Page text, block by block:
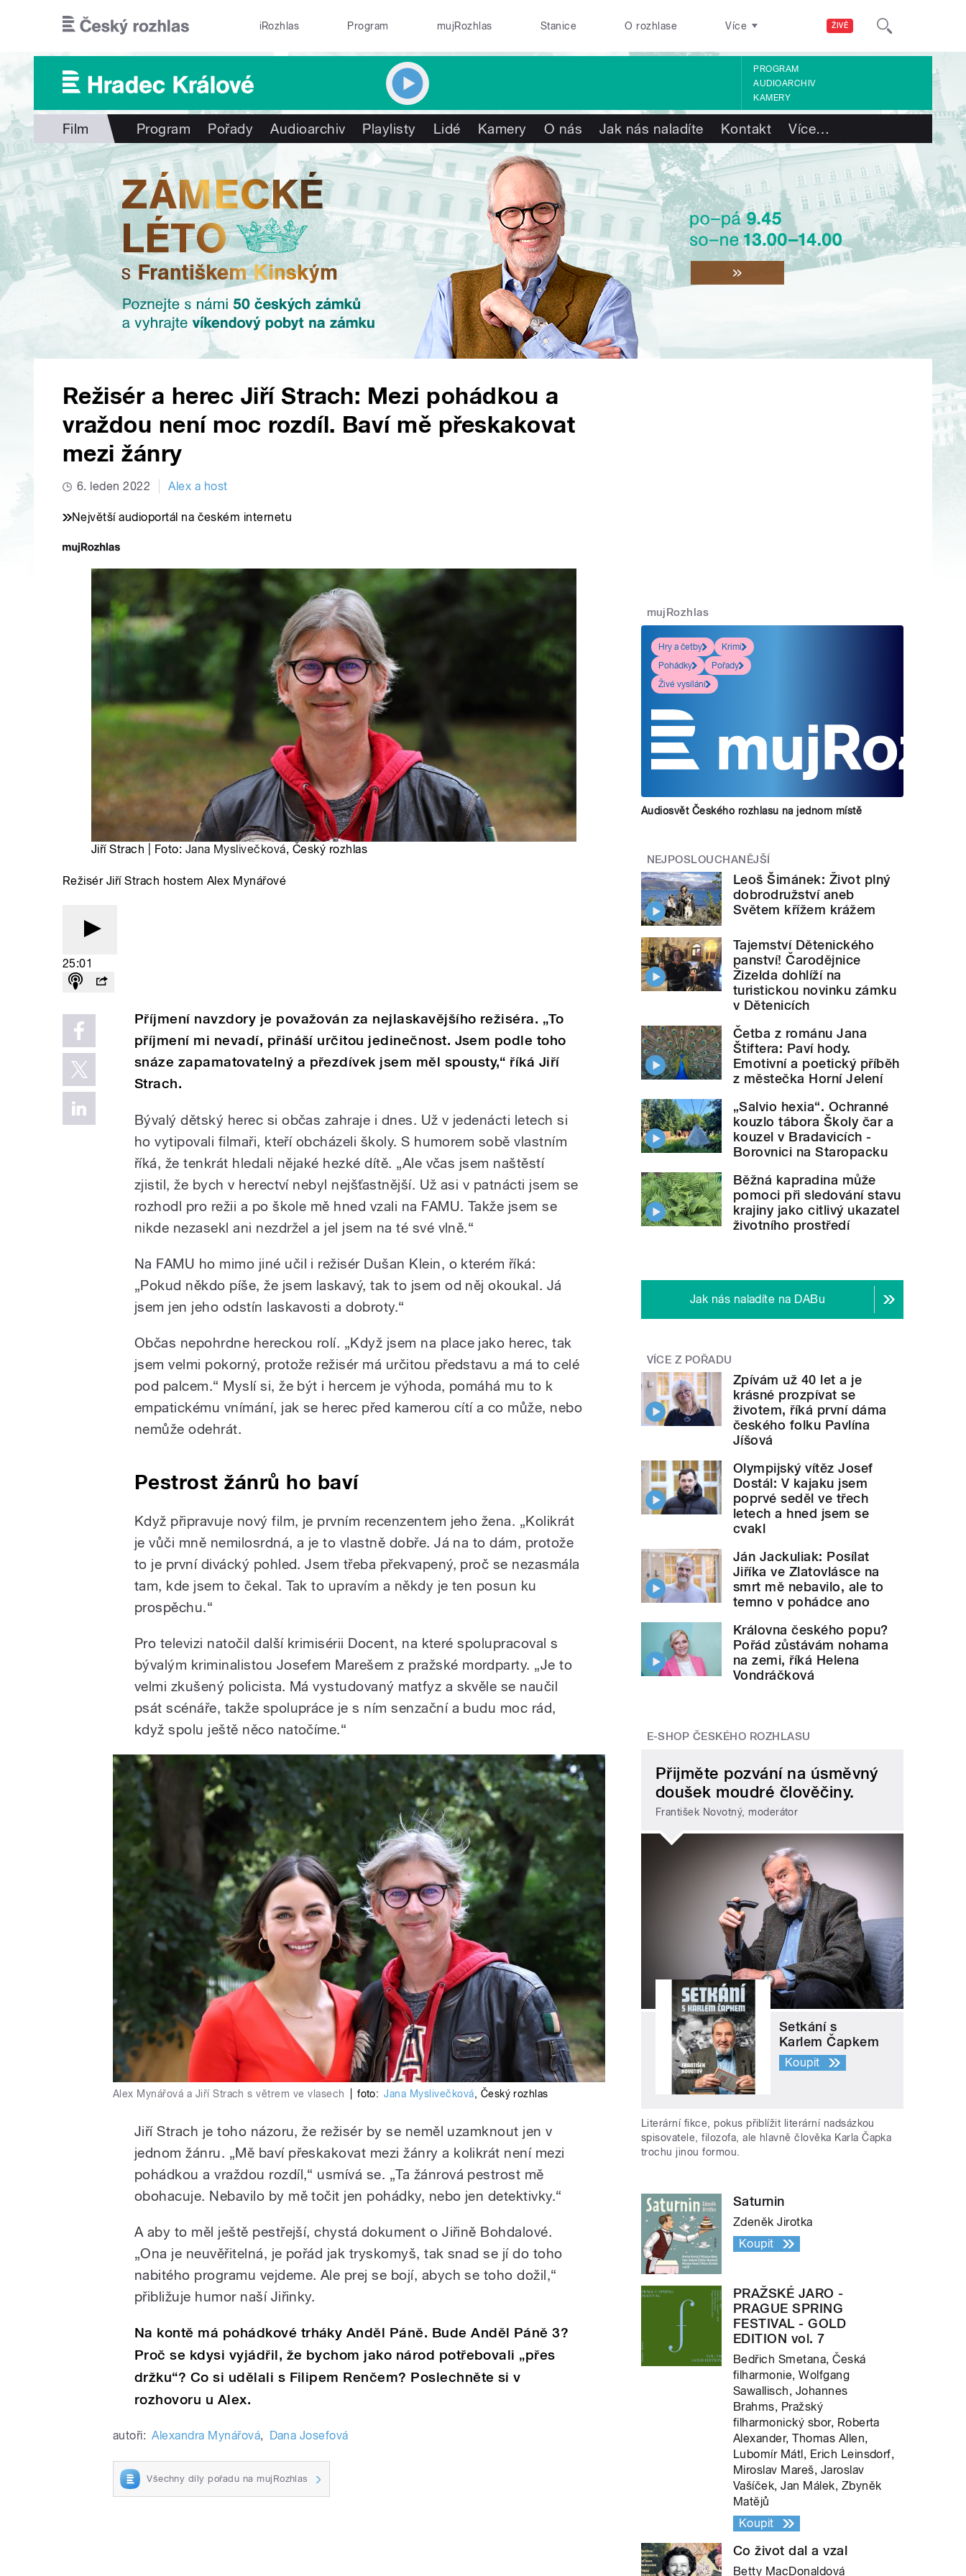
ŽIVĚ
iRozhlas Program mujRozhlas Stanice O rozhlase Více
PROGRAM
AUDIOARCHIV
KAMERY
Film Program Pořady Audioarchiv Playlisty Lidé Kamery O nás Jak nás naladíte Kontakt Více…
Režisér a herec Jiří Strach: Mezi pohádkou a
vraždou není moc rozdíl. Baví mě přeskakovat
mezi žánry
6. leden 2022 Alex a host
Největší audioportál na českém internetu
Jiří Strach | Foto: Jana Myslivečková, Český rozhlas
Režisér Jiří Strach hostem Alex Mynářové
25:01
Příjmení navzdory je považován za nejlaskavějšího režiséra. „To
příjmení mi nevadí, přináší určitou jedinečnost. Jsem podle toho
snáze zapamatovatelný a přezdívek jsem měl spousty,“ říká Jiří
Strach.
Bývalý dětský herec si občas zahraje i dnes. Už v jedenácti letech si
ho vytipovali filmaři, kteří obcházeli školy. S humorem sobě vlastním
říká, že tenkrát hledali nějaké hezké dítě. „Ale včas jsem naštěstí
zjistil, že bych v herectví nebyl nejšťastnější. Už asi v patnácti jsem se
rozhodl pro režii a po škole mě hned vzali na FAMU. Takže jsem se
nikde nezasekl ani nezdržel a jel jsem na té své vlně.“
Na FAMU ho mimo jiné učil i režisér Dušan Klein, o kterém říká:
„Pokud někdo píše, že jsem laskavý, tak to jsem od něj okoukal. Já
jsem jen jeho odstín laskavosti a dobroty.“
Občas nepohrdne hereckou rolí. „Když jsem na place jako herec, tak
jsem velmi pokorný, protože režisér má určitou představu a má to celé
pod palcem.“ Myslí si, že být i hercem je výhoda, pomáhá mu to k
empatickému vnímání, jak se herec před kamerou cítí a co může, nebo
nemůže odehrát.
Pestrost žánrů ho baví
Když připravuje nový film, je prvním recenzentem jeho žena. „Kolikrát
je vůči mně nemilosrdná, a je to vlastně dobře. Já na to dám, protože
to je první divácký pohled. Jsem třeba překvapený, proč se nezasmála
tam, kde jsem to čekal. Tak to upravím a někdy je ten posun ku
prospěchu.“
Pro televizi natočil další krimisérii Docent, na které spolupracoval s
bývalým kriminalistou Josefem Marešem z pražské mordparty. „Je to
velmi zkušený policista. Má vystudovaný matfyz a skvěle se naučil
psát scénáře, takže spolupráce je s ním senzační a budu moc rád,
když spolu ještě něco natočíme.“
Alex Mynářová a Jiří Strach s větrem ve vlasech foto: Jana Myslivečková, Český rozhlas
Jiří Strach je toho názoru, že režisér by se neměl uzamknout jen v
jednom žánru. „Mě baví přeskakovat mezi žánry a kolikrát není mezi
pohádkou a vraždou rozdíl,“ usmívá se. „Ta žánrová pestrost mě
obohacuje. Nebavilo by mě točit jen pohádky, nebo jen detektivky.“
A aby to měl ještě pestřejší, chystá dokument o Jiřině Bohdalové.
„Ona je neuvěřitelná, je pořád jak tryskomyš, tak snad se jí do toho
nabitého programu vejdeme. Ale prej se bojí, abych se toho dožil,“
přibližuje humor naší Jiřinky.
Na kontě má pohádkové trháky Anděl Páně. Bude Anděl Páně 3?
Proč se kdysi vyjádřil, že bychom jako národ potřebovali „přes
držku“? Co si udělali s Filipem Renčem? Poslechněte si v
rozhovoru u Alex.
autoři: Alexandra Mynářová, Dana Josefová
Všechny díly pořadu na mujRozhlas
mujRozhlas
Hry a četby
Krimi
Pohádky
Pořady
Živé vysílání
Audiosvět Českého rozhlasu na jednom místě
NEJPOSLOUCHANĚJŠÍ
Leoš Šimánek: Život plný
dobrodružství aneb
Světem křížem krážem
Tajemství Dětenického
panství! Čarodějnice
Žizelda dohlíží na
turistickou novinku zámku
v Dětenicích
Četba z románu Jana
Štiftera: Paví hody.
Emotivní a poetický příběh
z městečka Horní Jelení
„Salvio hexia“. Ochranné
kouzlo tábora Školy čar a
kouzel v Bradavicích -
Borovnici na Staropacku
Běžná kapradina může
pomoci při sledování stavu
krajiny jako citlivý ukazatel
životního prostředí
Jak nás naladíte na DABu
VÍCE Z POŘADU
Zpívám už 40 let a je
krásné prozpívat se
životem, říká první dáma
českého folku Pavlína
Jíšová
Olympijský vítěz Josef
Dostál: V kajaku jsem
poprvé seděl ve třech
letech a hned jsem se
cvakl
Ján Jackuliak: Posílat
Jiříka ve Zlatovlásce na
smrt mě nebavilo, ale to
temno v pohádce ano
Královna českého popu?
Pořád zůstávám nohama
na zemi, říká Helena
Vondráčková
E-SHOP ČESKÉHO ROZHLASU
Přijměte pozvání na úsměvný
doušek moudré člověčiny.
František Novotný, moderátor
Setkání s
Karlem Čapkem
Koupit
Literární fikce, pokus přiblížit literární nadsázkou
spisovatele, filozofa, ale hlavně člověka Karla Čapka
trochu jinou formou.
Saturnin
Zdeněk Jirotka
Koupit
PRAŽSKÉ JARO -
PRAGUE SPRING
FESTIVAL - GOLD
EDITION vol. 7
Bedřich Smetana, Česká
filharmonie, Wolfgang
Sawallisch, Johannes
Brahms, Pražský
filharmonický sbor, Roberta
Alexander, Thomas Allen,
Lubomír Mátl, Erich Leinsdorf,
Miroslav Mareš, Jaroslav
Vašíček, Jan Málek, Zbyněk
Matějů
Koupit
Co život dal a vzal
Betty MacDonaldová